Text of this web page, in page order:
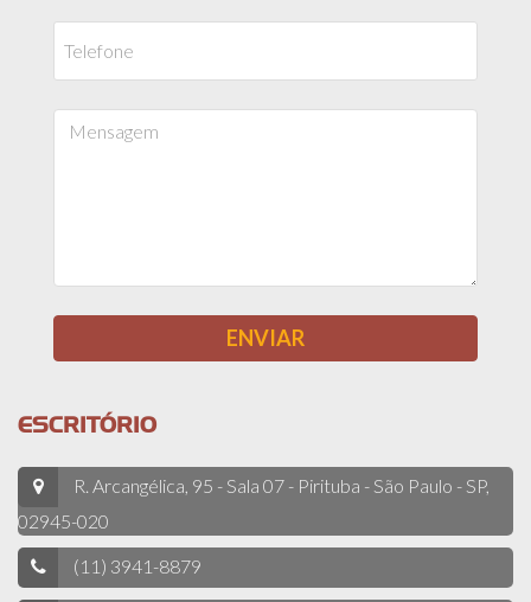
ESCRITÓRIO
R. Arcangélica, 95 - Sala 07 - Pirituba - São Paulo - SP,
02945-020
(11) 3941-8879